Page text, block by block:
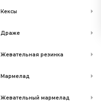
Кексы
Драже
Жевательная резинка
Мармелад
Жевательный мармелад